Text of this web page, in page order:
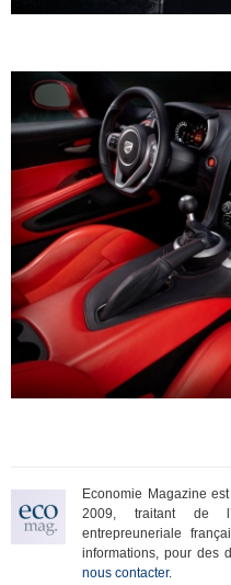
Economie Magazine
2009, traitant de
entrepreuneriale
informations, pour des
nous contacter.